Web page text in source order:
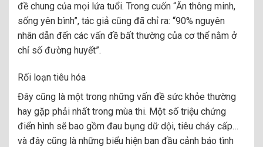
đề chung của mọi lứa tuổi. Trong cuốn “Ăn thông minh,
sống yên bình”, tác giả cũng đã chỉ ra: “90% nguyên
nhân dẫn đến các vấn đề bất thường của cơ thể nằm ở
chỉ số đường huyết”.
Rối loạn tiêu hóa
Đây cũng là một trong những vấn đề sức khỏe thường
hay gặp phải nhất trong mùa thi. Một số triệu chứng
điển hình sẽ bao gồm đau bụng dữ dội, tiêu chảy cấp…
và đây cũng là những biểu hiện ban đầu cảnh báo tình